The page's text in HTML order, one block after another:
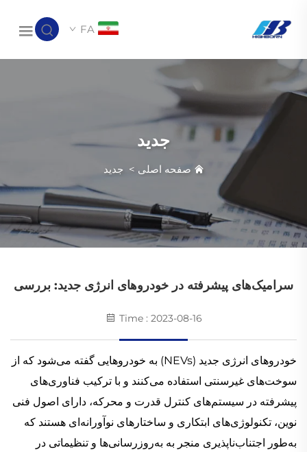
FA
جدید
صفحه اصلی > جدید
سرامیک‌های پیشرفته در خودروهای انرژی جدید: بررسی
Time : 2023-08-16
خودروهای انرژی جدید (NEVs) به خودروهایی گفته می‌شود که از
سوخت‌های غیرسنتی استفاده می‌کنند و با ترکیب فناوری‌های
پیشرفته در سیستم‌های کنترل قدرت و محرکه، دارای اصول فنی
نوین، تکنولوژی‌های ابتکاری و ساختارهای نوآورانه‌ای هستند که
به‌طور اجتناب‌ناپذیری منجر به به‌روزرسانی‌ها و تنظیماتی در